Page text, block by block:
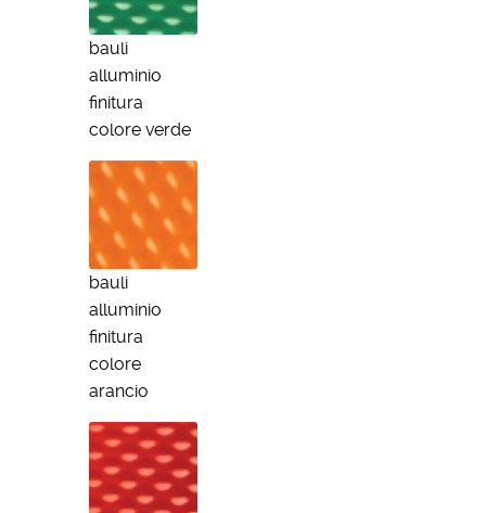
bauli
alluminio
finitura
colore verde
bauli
alluminio
finitura
colore
arancio